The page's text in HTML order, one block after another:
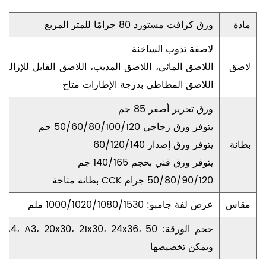
مادة ورق كرافت مستورد 80 جرامًا للمتر المربع
لاصق
لاصقة تذوب الساخنة
اللاصق المائي، اللاصق المذيب، اللاصق القابل
اللاصق المطاطي بدرجة الإطارات متاح
بطانة
ورق تحرير أصفر 85 جم
يتوفر ورق زجاجي 50/60/80/100/120 جم
يتوفر ورق إصدار 60/120/140
يتوفر ورق فني بحجم 140/165 جم
50/80/90/120 جرام CCK بطانة متاحة
مقاس
عرض لفة جامبو: 1000/1020/1080/1530 ملم
ويمكن تخصيصها